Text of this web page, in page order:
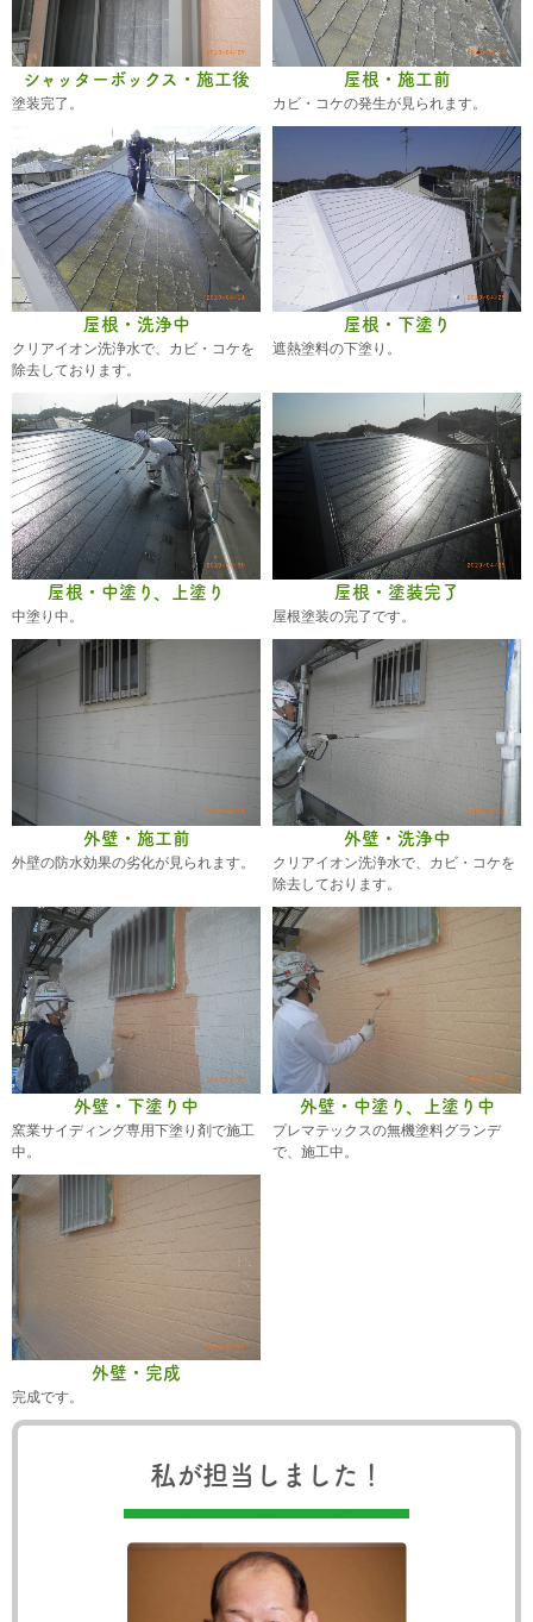
シャッターボックス・施工後
塗装完了。
屋根・施工前
カビ・コケの発生が見られます。
屋根・洗浄中
クリアイオン洗浄水で、カビ・コケを
除去しております。
屋根・下塗り
遮熱塗料の下塗り。
屋根・中塗り、上塗り
中塗り中。
屋根・塗装完了
屋根塗装の完了です。
外壁・施工前
外壁の防水効果の劣化が見られます。
外壁・洗浄中
クリアイオン洗浄水で、カビ・コケを
除去しております。
外壁・下塗り中
窯業サイディング専用下塗り剤で施工
中。
外壁・中塗り、上塗り中
プレマテックスの無機塗料グランデ
で、施工中。
外壁・完成
完成です。
私が担当しました！